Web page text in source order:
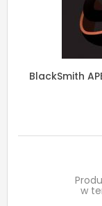
BlackSmith
w